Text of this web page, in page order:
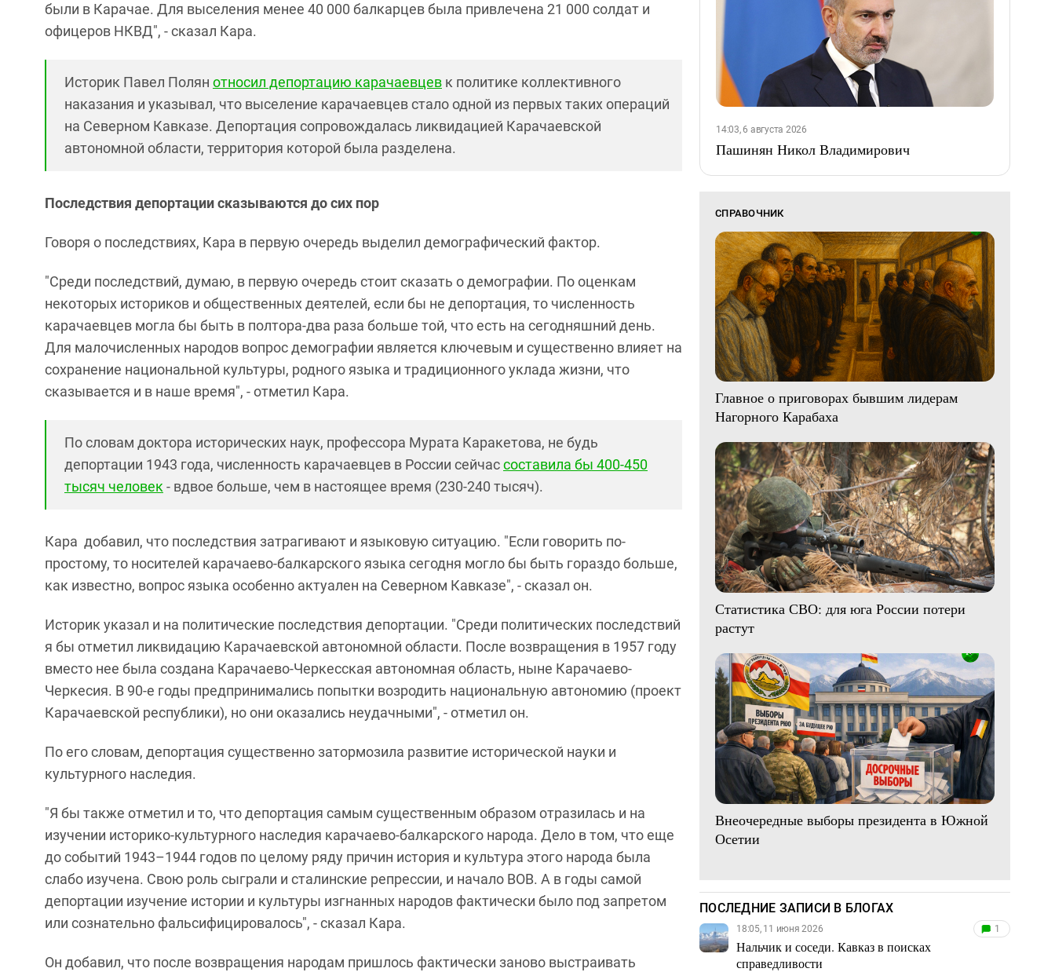
были в Карачае. Для выселения менее 40 000 балкарцев была привлечена 21 000 солдат и
офицеров НКВД", - сказал Кара.
Историк Павел Полян относил депортацию карачаевцев к политике коллективного
наказания и указывал, что выселение карачаевцев стало одной из первых таких операций
на Северном Кавказе. Депортация сопровождалась ликвидацией Карачаевской
автономной области, территория которой была разделена.
Последствия депортации сказываются до сих пор
Говоря о последствиях, Кара в первую очередь выделил демографический фактор.
"Среди последствий, думаю, в первую очередь стоит сказать о демографии. По оценкам
некоторых историков и общественных деятелей, если бы не депортация, то численность
карачаевцев могла бы быть в полтора-два раза больше той, что есть на сегодняшний день.
Для малочисленных народов вопрос демографии является ключевым и существенно влияет на
сохранение национальной культуры, родного языка и традиционного уклада жизни, что
сказывается и в наше время", - отметил Кара.
По словам доктора исторических наук, профессора Мурата Каракетова, не будь
депортации 1943 года, численность карачаевцев в России сейчассоставила бы 400-450
тысяч человек- вдвое больше, чем в настоящее время (230-240 тысяч).
Кара добавил, что последствия затрагивают и языковую ситуацию. "Если говорить по-
простому, то носителей карачаево-балкарского языка сегодня могло бы быть гораздо больше,
как известно, вопрос языка особенно актуален на Северном Кавказе", - сказал он.
Историк указал и на политические последствия депортации. "Среди политических последствий
я бы отметил ликвидацию Карачаевской автономной области. После возвращения в 1957 году
вместо нее была создана Карачаево-Черкесская автономная область, ныне Карачаево-
Черкесия. В 90-е годы предпринимались попытки возродить национальную автономию (проект
Карачаевской республики), но они оказались неудачными", - отметил он.
По его словам, депортация существенно затормозила развитие исторической науки и
культурного наследия.
"Я бы также отметил и то, что депортация самым существенным образом отразилась и на
изучении историко-культурного наследия карачаево-балкарского народа. Дело в том, что еще
до событий 1943–1944 годов по целому ряду причин история и культура этого народа была
слабо изучена. Свою роль сыграли и сталинские репрессии, и начало ВОВ. А в годы самой
депортации изучение истории и культуры изгнанных народов фактически было под запретом
или сознательно фальсифицировалось", - сказал Кара.
Он добавил, что после возвращения народам пришлось фактически заново выстраивать
14:03, 6 августа 2026
Пашинян Никол Владимирович
СПРАВОЧНИК
Главное о приговорах бывшим лидерам
Нагорного Карабаха
Статистика СВО: для юга России потери
растут
Внеочередные выборы президента в Южной
Осетии
ПОСЛЕДНИЕ ЗАПИСИ В БЛОГАХ
18:05, 11 июня 2026
Нальчик и соседи. Кавказ в поисках
справедливости
1